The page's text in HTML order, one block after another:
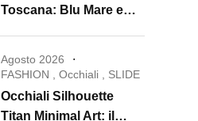
Toscana: Blu Mare e
di lusso
Agosto 2026
FASHION
Occhiali SLIDE
Occhiali Silhouette
Titan Minimal Art: il